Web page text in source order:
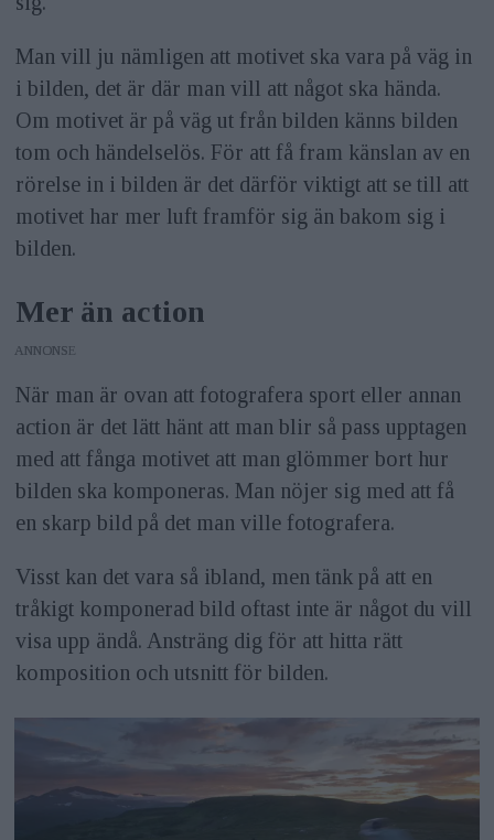
Man vill ju nämligen att motivet ska vara på väg in
i bilden, det är där man vill att något ska hända.
Om motivet är på väg ut från bilden känns bilden
tom och händelselös. För att få fram känslan av en
rörelse in i bilden är det därför viktigt att se till att
motivet har mer luft framför sig än bakom sig i
bilden.
Mer än action
ANNONS
När man är ovan att fotografera sport eller annan
action är det lätt hänt att man blir så pass upptagen
med att fånga motivet att man glömmer bort hur
bilden ska komponeras. Man nöjer sig med att få
en skarp bild på det man ville fotografera.
Visst kan det vara så ibland, men tänk på att en
tråkigt komponerad bild oftast inte är något du vill
visa upp ändå. Ansträng dig för att hitta rätt
komposition och utsnitt för bilden.